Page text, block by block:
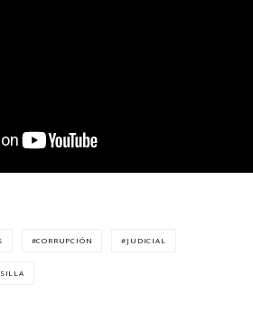
CORRUPCIÓN JUDICIAL